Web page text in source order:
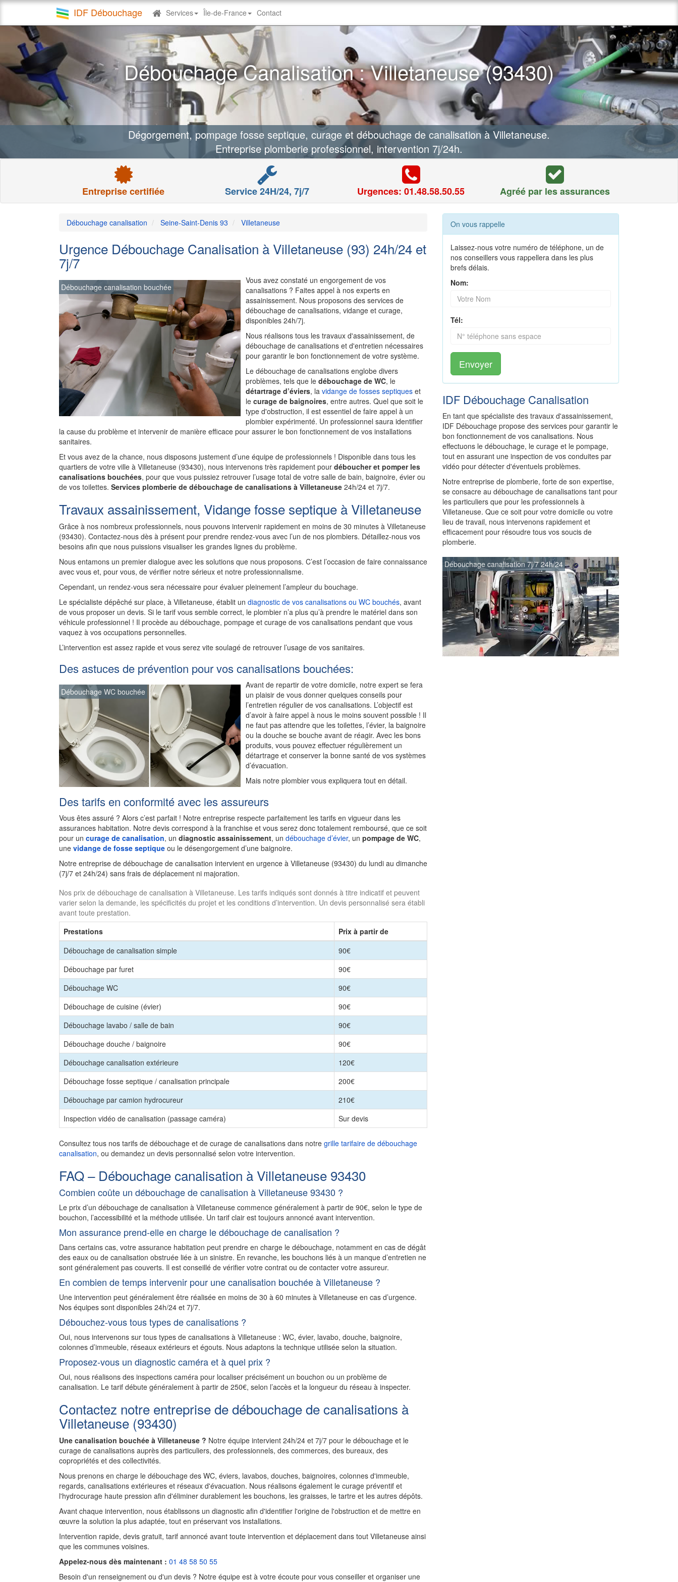
IDF Débouchage Debouchage
Services Île-de-France Contact
Débouchage Canalisation : Villetaneuse (93430)
Dégorgement, pompage fosse septique, curage et débouchage de canalisation à Villetaneuse.
Entreprise plomberie professionnel, intervention 7j/24h.
Entreprise certifiée Service 24H/24, 7j/7 Urgences: 01.48.58.50.55 Agréé par les assurances
Débouchage canalisation Seine-Saint-Denis 93 Villetaneuse
Urgence Débouchage Canalisation à Villetaneuse (93) 24h/24 et
7j/7
Débouchage canalisation bouchée
Vous avez constaté un engorgement de vos
canalisations ? Faites appel à nos experts en
assainissement. Nous proposons des services de
débouchage de canalisations, vidange et curage,
disponibles 24h/7j.
Nous réalisons tous les travaux d'assainissement, de
débouchage de canalisations et d'entretien nécessaires
pour garantir le bon fonctionnement de votre système.
Le débouchage de canalisations englobe divers
problèmes, tels que le débouchage de WC, le
détartrage d’éviers, la vidange de fosses septiques et
le curage de baignoires, entre autres. Quel que soit le
type d'obstruction, il est essentiel de faire appel à un
plombier expérimenté. Un professionnel saura identifier
la cause du problème et intervenir de manière efficace pour assurer le bon fonctionnement de vos installations
sanitaires.
Et vous avez de la chance, nous disposons justement d’une équipe de professionnels ! Disponible dans tous les
quartiers de votre ville à Villetaneuse (93430), nous intervenons très rapidement pour déboucher et pomper les
canalisations bouchées, pour que vous puissiez retrouver l’usage total de votre salle de bain, baignoire, évier ou
de vos toilettes. Services plomberie de débouchage de canalisations à Villetaneuse 24h/24 et 7j/7.
Travaux assainissement, Vidange fosse septique à Villetaneuse
Grâce à nos nombreux professionnels, nous pouvons intervenir rapidement en moins de 30 minutes à Villetaneuse
(93430). Contactez-nous dès à présent pour prendre rendez-vous avec l’un de nos plombiers. Détaillez-nous vos
besoins afin que nous puissions visualiser les grandes lignes du problème.
Nous entamons un premier dialogue avec les solutions que nous proposons. C’est l’occasion de faire connaissance
avec vous et, pour vous, de vérifier notre sérieux et notre professionnalisme.
Cependant, un rendez-vous sera nécessaire pour évaluer pleinement l’ampleur du bouchage.
Le spécialiste dépêché sur place, à Villetaneuse, établit un diagnostic de vos canalisations ou WC bouchés, avant
de vous proposer un devis. Si le tarif vous semble correct, le plombier n’a plus qu’à prendre le matériel dans son
véhicule professionnel ! Il procède au débouchage, pompage et curage de vos canalisations pendant que vous
vaquez à vos occupations personnelles.
L’intervention est assez rapide et vous serez vite soulagé de retrouver l’usage de vos sanitaires.
Des astuces de prévention pour vos canalisations bouchées:
Débouchage WC bouchée
Avant de repartir de votre domicile, notre expert se fera
un plaisir de vous donner quelques conseils pour
l’entretien régulier de vos canalisations. L’objectif est
d’avoir à faire appel à nous le moins souvent possible ! Il
ne faut pas attendre que les toilettes, l’évier, la baignoire
ou la douche se bouche avant de réagir. Avec les bons
produits, vous pouvez effectuer régulièrement un
détartrage et conserver la bonne santé de vos systèmes
d’évacuation.
Mais notre plombier vous expliquera tout en détail.
Des tarifs en conformité avec les assureurs
Vous êtes assuré ? Alors c’est parfait ! Notre entreprise respecte parfaitement les tarifs en vigueur dans les
assurances habitation. Notre devis correspond à la franchise et vous serez donc totalement remboursé, que ce soit
pour un curage de canalisation, un diagnostic assainissement, un débouchage d’évier, un pompage de WC,
une vidange de fosse septique ou le désengorgement d’une baignoire.
Notre entreprise de débouchage de canalisation intervient en urgence à Villetaneuse (93430) du lundi au dimanche
(7j/7 et 24h/24) sans frais de déplacement ni majoration.
Nos prix de débouchage de canalisation à Villetaneuse. Les tarifs indiqués sont donnés à titre indicatif et peuvent
varier selon la demande, les spécificités du projet et les conditions d’intervention. Un devis personnalisé sera établi
avant toute prestation.
Prestations
Prix à partir de
Débouchage de canalisation simple
90€
Débouchage par furet
90€
Débouchage WC
90€
Débouchage de cuisine (évier)
90€
Débouchage lavabo / salle de bain
90€
Débouchage douche / baignoire
90€
Débouchage canalisation extérieure
120€
Débouchage fosse septique / canalisation principale
200€
Débouchage par camion hydrocureur
210€
Inspection vidéo de canalisation (passage caméra)
Sur devis
Consultez tous nos tarifs de débouchage et de curage de canalisations dans notre grille tarifaire de débouchage
canalisation, ou demandez un devis personnalisé selon votre intervention.
FAQ – Débouchage canalisation à Villetaneuse 93430
Combien coûte un débouchage de canalisation à Villetaneuse 93430 ?
Le prix d’un débouchage de canalisation à Villetaneuse commence généralement à partir de 90€, selon le type de
bouchon, l’accessibilité et la méthode utilisée. Un tarif clair est toujours annoncé avant intervention.
Mon assurance prend-elle en charge le débouchage de canalisation ?
Dans certains cas, votre assurance habitation peut prendre en charge le débouchage, notamment en cas de dégât
des eaux ou de canalisation obstruée liée à un sinistre. En revanche, les bouchons liés à un manque d’entretien ne
sont généralement pas couverts. Il est conseillé de vérifier votre contrat ou de contacter votre assureur.
En combien de temps intervenir pour une canalisation bouchée à Villetaneuse ?
Une intervention peut généralement être réalisée en moins de 30 à 60 minutes à Villetaneuse en cas d’urgence.
Nos équipes sont disponibles 24h/24 et 7j/7.
Débouchez-vous tous types de canalisations ?
Oui, nous intervenons sur tous types de canalisations à Villetaneuse : WC, évier, lavabo, douche, baignoire,
colonnes d’immeuble, réseaux extérieurs et égouts. Nous adaptons la technique utilisée selon la situation.
Proposez-vous un diagnostic caméra et à quel prix ?
Oui, nous réalisons des inspections caméra pour localiser précisément un bouchon ou un problème de
canalisation. Le tarif débute généralement à partir de 250€, selon l’accès et la longueur du réseau à inspecter.
Contactez notre entreprise de débouchage de canalisations à
Villetaneuse (93430)
Une canalisation bouchée à Villetaneuse ? Notre équipe intervient 24h/24 et 7j/7 pour le débouchage et le
curage de canalisations auprès des particuliers, des professionnels, des commerces, des bureaux, des
copropriétés et des collectivités.
Nous prenons en charge le débouchage des WC, éviers, lavabos, douches, baignoires, colonnes d'immeuble,
regards, canalisations extérieures et réseaux d'évacuation. Nous réalisons également le curage préventif et
l'hydrocurage haute pression afin d'éliminer durablement les bouchons, les graisses, le tartre et les autres dépôts.
Avant chaque intervention, nous établissons un diagnostic afin d'identifier l'origine de l'obstruction et de mettre en
œuvre la solution la plus adaptée, tout en préservant vos installations.
Intervention rapide, devis gratuit, tarif annoncé avant toute intervention et déplacement dans tout Villetaneuse ainsi
que les communes voisines.
Appelez-nous dès maintenant : 01 48 58 50 55
Besoin d'un renseignement ou d'un devis ? Notre équipe est à votre écoute pour vous conseiller et organiser une
On vous rappelle
Laissez-nous votre numéro de téléphone, un de
nos conseillers vous rappellera dans les plus
brefs délais.
Nom:
Tél:
Envoyer
IDF Débouchage Canalisation
En tant que spécialiste des travaux d'assainissement,
IDF Débouchage propose des services pour garantir le
bon fonctionnement de vos canalisations. Nous
effectuons le débouchage, le curage et le pompage,
tout en assurant une inspection de vos conduites par
vidéo pour détecter d'éventuels problèmes.
Notre entreprise de plomberie, forte de son expertise,
se consacre au débouchage de canalisations tant pour
les particuliers que pour les professionnels à
Villetaneuse. Que ce soit pour votre domicile ou votre
lieu de travail, nous intervenons rapidement et
efficacement pour résoudre tous vos soucis de
plomberie.
Débouchage canalisation 7j/7 24h/24